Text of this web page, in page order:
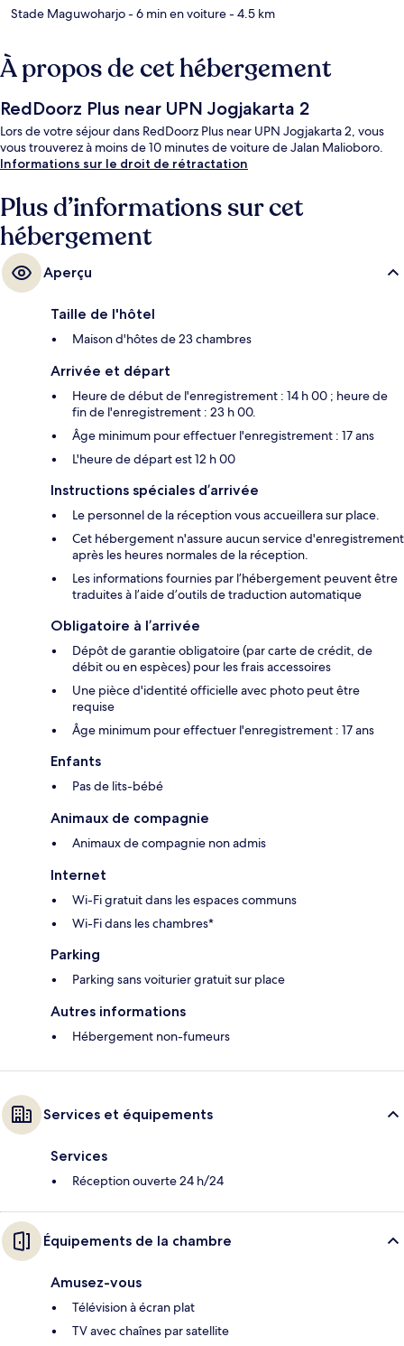
Stade Maguwoharjo- 6 min en voiture- 4.5 km
À propos de cet hébergement
RedDoorz Plus near UPN Jogjakarta 2
Lors de votre séjour dans RedDoorz Plus near UPN Jogjakarta 2, vous
vous trouverez à moins de 10 minutes de voiture de Jalan Malioboro.
Informations sur le droit de rétractation
Plus d’informations sur cet
hébergement
Aperçu
Taille de l'hôtel
Maison d'hôtes de 23 chambres
Arrivée et départ
Heure de début de l'enregistrement : 14 h 00 ; heure de
fin de l'enregistrement : 23 h 00.
Âge minimum pour effectuer l'enregistrement : 17 ans
L'heure de départ est 12 h 00
Instructions spéciales d’arrivée
Le personnel de la réception vous accueillera sur place.
Cet hébergement n'assure aucun service d'enregistrement
après les heures normales de la réception.
Les informations fournies par l’hébergement peuvent être
traduites à l’aide d’outils de traduction automatique
Obligatoire à l’arrivée
Dépôt de garantie obligatoire (par carte de crédit, de
débit ou en espèces) pour les frais accessoires
Une pièce d'identité officielle avec photo peut être
requise
Âge minimum pour effectuer l'enregistrement : 17 ans
Enfants
Pas de lits-bébé
Animaux de compagnie
Animaux de compagnie non admis
Internet
Wi-Fi gratuit dans les espaces communs
Wi-Fi dans les chambres*
Parking
Parking sans voiturier gratuit sur place
Autres informations
Hébergement non-fumeurs
Services et équipements
Services
Réception ouverte 24 h/24
Équipements de la chambre
Amusez-vous
Télévision à écran plat
TV avec chaînes par satellite